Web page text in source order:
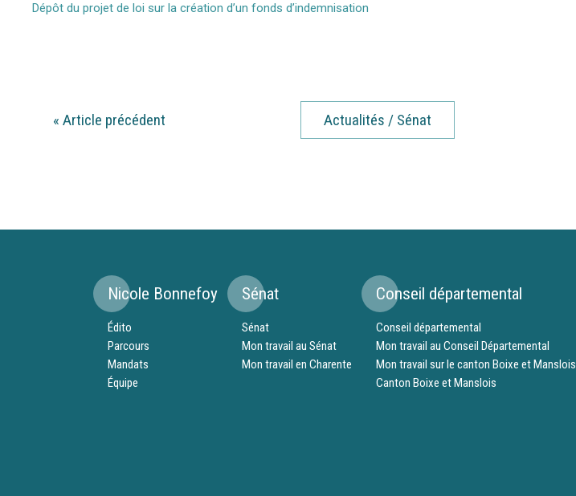
Dépôt du projet de loi sur la création d’un fonds d’indemnisation
« Article précédent Actualités / Sénat
Nicole Bonnefoy
Édito
Parcours
Mandats
Équipe
Sénat
Sénat
Mon travail au Sénat
Mon travail en Charente
Conseil départemental
Conseil départemental
Mon travail au Conseil Départemental
Mon travail sur le canton Boixe et Manslois
Canton Boixe et Manslois